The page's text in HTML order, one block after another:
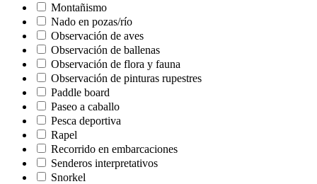
Montañismo
Nado en pozas/río
Observación de aves
Observación de ballenas
Observación de flora y fauna
Observación de pinturas rupestres
Paddle board
Paseo a caballo
Pesca deportiva
Rapel
Recorrido en embarcaciones
Senderos interpretativos
Snorkel